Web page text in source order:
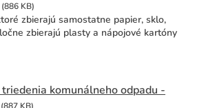
(886 KB)
zbierajú samostatne papier, sklo,
zbierajú plasty a nápojové kartóny
komunálneho odpadu -